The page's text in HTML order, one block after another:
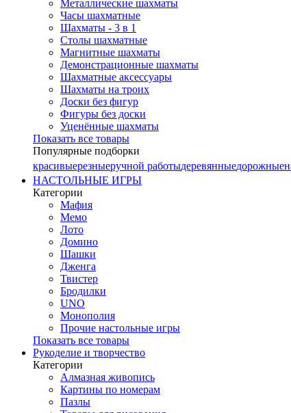
Металлические шахматы
Часы шахматные
Шахматы - 3 в 1
Столы шахматные
Магнитные шахматы
Демонстрационные шахматы
Шахматные аксессуары
Шахматы на троих
Доски без фигур
Фигуры без доски
Уценённые шахматы
Показать все товары
Популярные подборки
красивыерезныеручной работыдеревянныедорожные
НАСТОЛЬНЫЕ ИГРЫ
Категории
Мафия
Мемо
Лото
Домино
Шашки
Дженга
Твистер
Бродилки
UNO
Монополия
Прочие настольные игры
Показать все товары
Рукоделие и творчество
Категории
Алмазная живопись
Картины по номерам
Пазлы